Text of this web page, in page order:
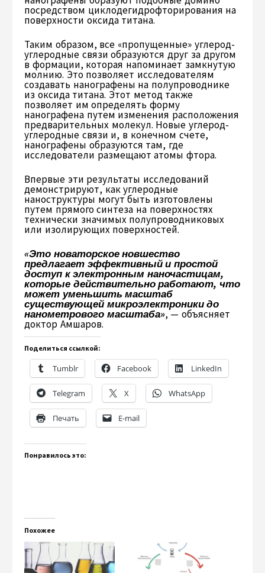
посредством циклодегидрофторирования на
поверхности оксида титана.
Таким образом, все «пропущенные» углерод-
углеродные связи образуются друг за другом
в формации, которая напоминает замкнутую
молнию. Это позволяет исследователям
создавать нанографены на полупроводнике
из оксида титана. Этот метод также
позволяет им определять форму
нанографена путем изменения расположения
предварительных молекул. Новые углерод-
углеродные связи и, в конечном счете,
нанографены образуются там, где
исследователи размещают атомы фтора.
Впервые эти результаты исследований
демонстрируют, как углеродные
наноструктуры могут быть изготовлены
путем прямого синтеза на поверхностях
технически значимых полупроводниковых
или изолирующих поверхностей.
«Это новаторское новшество
предлагает эффективный и простой
доступ к электронным наночастицам,
которые действительно работают, что
может уменьшить масштаб
существующей микроэлектроники до
нанометрового масштаба», — объясняет
доктор Амшаров.
Поделиться ссылкой:
Tumblr Facebook LinkedIn
Telegram X WhatsApp
Печать E-mail
Понравилось это:
Похожее